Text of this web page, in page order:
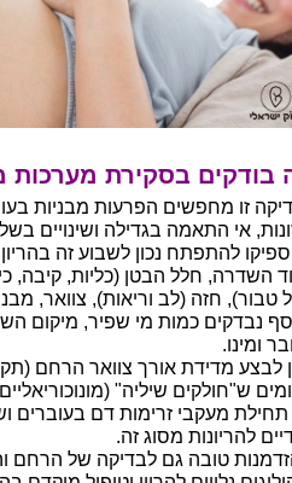
בודקים בסקירת מערכות
זו מחפשים הפרעות מבניות
אי התאמה בגדילה ושינויים
להתפתח נכון לשבוע זה בהריון:
השדרה, חלל הבטן (כליות, קיבה,
טבור), חזה (לב וריאות), צוואר,
נבדקים כמות מי שפיר, מיקום
ומינו.
ש"חולקים שיליה"
מעקבי זרימות דם בעוברים
להריונות מסוג זה.
טובה גם לבדיקה של הרחם